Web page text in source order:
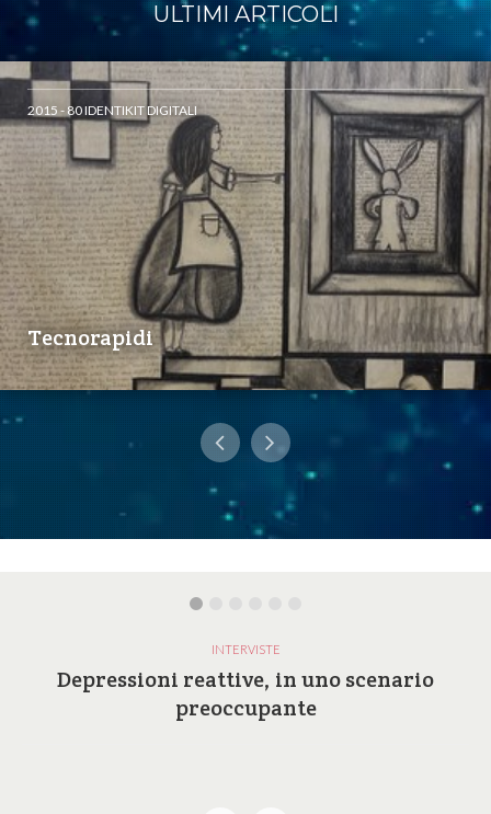
ULTIMI ARTICOLI
2015 - 80 IDENTIKIT DIGITALI
Tecnorapidi
INTERVISTE
Depressioni reattive, in uno scenario
preoccupante